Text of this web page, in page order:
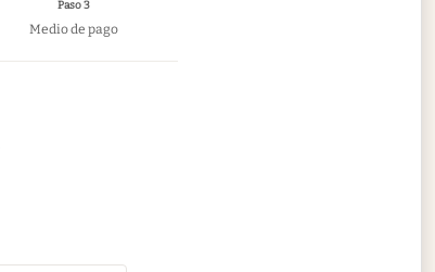
Paso 3
Medio de pago